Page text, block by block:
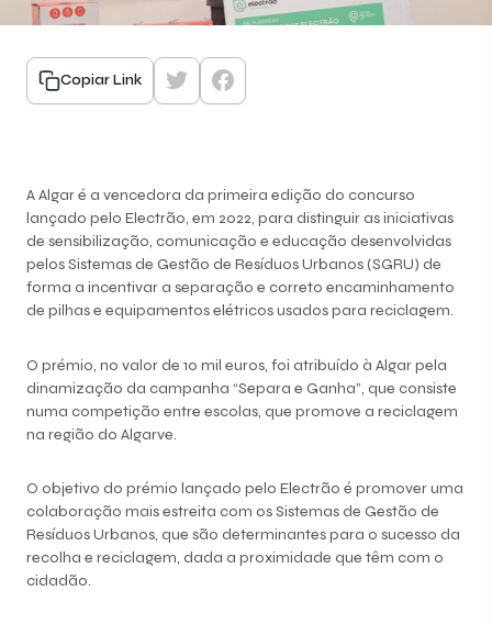
Copiar Link
A Algar é a vencedora da primeira edição do concurso
lançado pelo Electrão, em 2022, para distinguir as iniciativas
de sensibilização, comunicação e educação desenvolvidas
pelos Sistemas de Gestão de Resíduos Urbanos (SGRU) de
forma a incentivar a separação e correto encaminhamento
de pilhas e equipamentos elétricos usados para reciclagem.
O prémio, no valor de 10 mil euros, foi atribuído à Algar pela
dinamização da campanha “Separa e Ganha”, que consiste
numa competição entre escolas, que promove a reciclagem
na região do Algarve.
O objetivo do prémio lançado pelo Electrão é promover uma
colaboração mais estreita com os Sistemas de Gestão de
Resíduos Urbanos, que são determinantes para o sucesso da
recolha e reciclagem, dada a proximidade que têm com o
cidadão.